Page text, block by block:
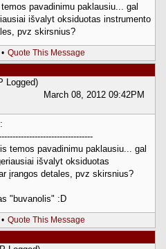
pavadinimu paklausiu... gal
išvalyt oksiduotas instrumento
pvz skirsnius?
• Quote This Message
Logged)
March 08, 2012 09:42PM
temos pavadinimu paklausiu... gal
išvalyt oksiduotas
įrangos detales, pvz skirsnius?
"buvanolis" :D
• Quote This Message